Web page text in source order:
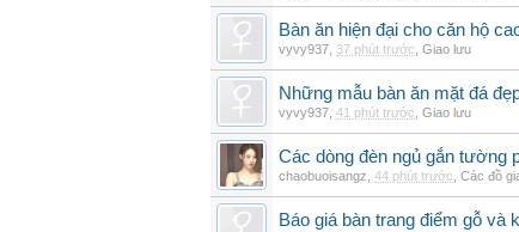
Bàn ăn hiện đại cho căn hộ
vyvy937 37 phút trước Giao lưu
Những mẫu bàn ăn mặt đá
vyvy937 41 phút trước Giao lưu
Các dòng đèn ngủ gắn tường
chaobuoisangz 44 phút trước Các đồ
Báo giá bàn trang điểm gỗ và